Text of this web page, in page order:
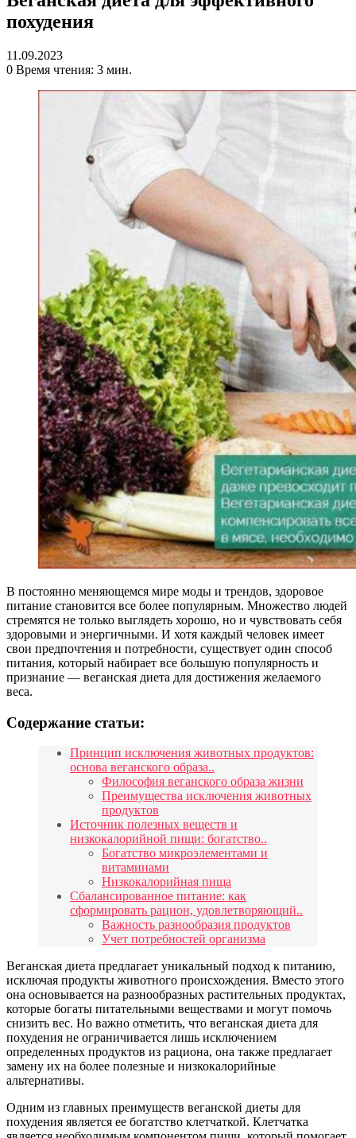
похудения
11.09.2023
0 Время чтения: 3 мин.
В постоянно меняющемся мире моды и трендов, здоровое
питание становится все более популярным. Множество людей
стремятся не только выглядеть хорошо, но и чувствовать себя
здоровыми и энергичными. И хотя каждый человек имеет
свои предпочтения и потребности, существует один способ
питания, который набирает все большую популярность и
признание — веганская диета для достижения желаемого
веса.
Содержание статьи:
Принцип исключения животных продуктов:
основа веганского образа..
Философия веганского образа жизни
Преимущества исключения животных
продуктов
Источник полезных веществ и
низкокалорийной пищи: богатство..
Богатство микроэлементами и
витаминами
Низкокалорийная пища
Сбалансированное питание: как
сформировать рацион, удовлетворяющий..
Важность разнообразия продуктов
Учет потребностей организма
Веганская диета предлагает уникальный подход к питанию,
исключая продукты животного происхождения. Вместо этого
она основывается на разнообразных растительных продуктах,
которые богаты питательными веществами и могут помочь
снизить вес. Но важно отметить, что веганская диета для
похудения не ограничивается лишь исключением
определенных продуктов из рациона, она также предлагает
замену их на более полезные и низкокалорийные
альтернативы.
Одним из главных преимуществ веганской диеты для
похудения является ее богатство клетчаткой. Клетчатка